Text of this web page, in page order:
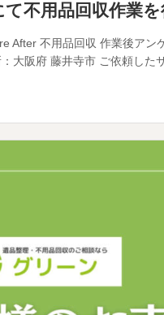
不用品回収作業
After 不用品回収 作業後アン
大阪府 藤井寺市 ご依頼し